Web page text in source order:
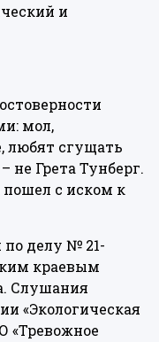
и
мол,
любят сгущать
не Грета Тунберг.
пошел с иском к
делу № 21-
краевым
Слушания
«Экологическая
«Тревожное